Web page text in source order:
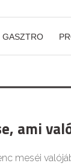
GASZTRO
ami
meséi